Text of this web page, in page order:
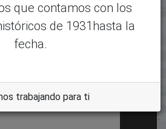
que contamos con los
de 1931hasta la
fecha.
trabajando para ti